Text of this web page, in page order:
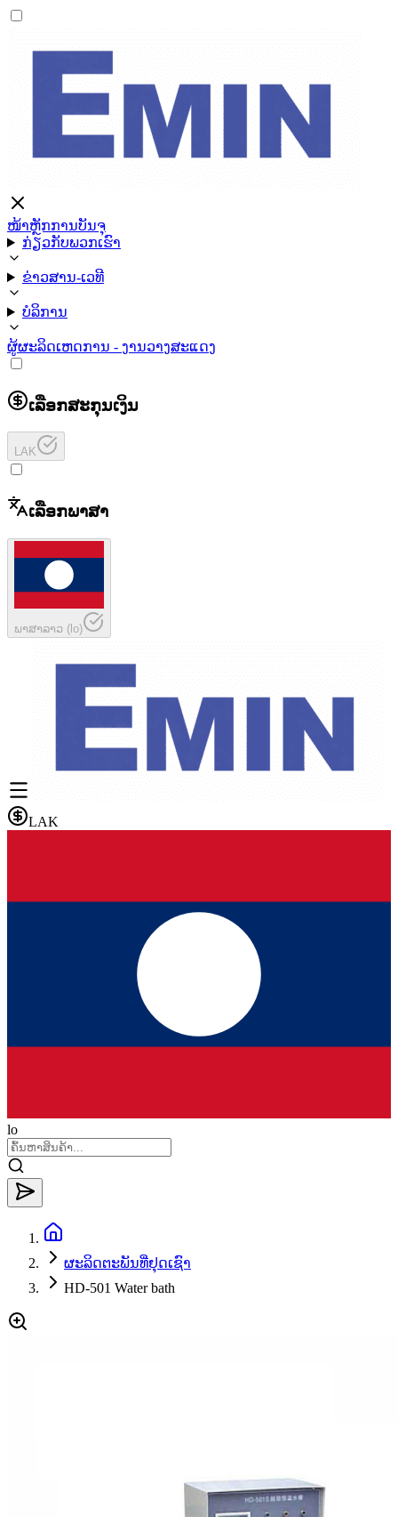
ໜ້າຫຼັກການບັນຈຸ
ກ່ຽວກັບພວກເຮົາ
ຂ່າວສານ-ເວທີ
ບໍລິການ
ຜູ້ຜະລິດເຫດການ - ງານວາງສະແດງ
ເລືອກສະກຸນເງິນ
LAK
ເລືອກພາສາ
ພາສາລາວ (lo)
LAK
lo
ຜະລິດຕະພັນທີ່ຢຸດເຊົາ
HD-501 Water bath